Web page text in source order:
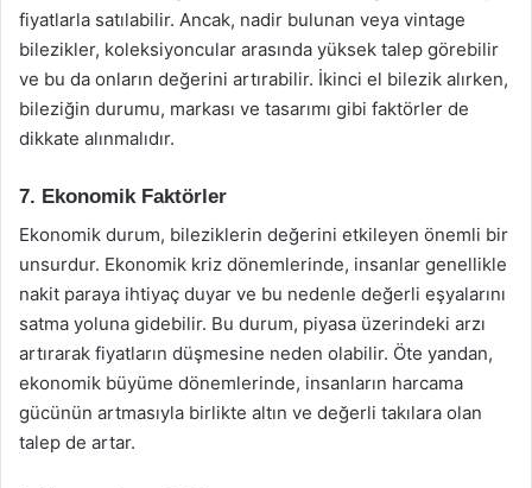
fiyatlarla satılabilir. Ancak, nadir bulunan veya vintage
bilezikler, koleksiyoncular arasında yüksek talep görebilir
ve bu da onların değerini artırabilir. İkinci el bilezik alırken,
bileziğin durumu, markası ve tasarımı gibi faktörler de
dikkate alınmalıdır.
7. Ekonomik Faktörler
Ekonomik durum, bileziklerin değerini etkileyen önemli bir
unsurdur. Ekonomik kriz dönemlerinde, insanlar genellikle
nakit paraya ihtiyaç duyar ve bu nedenle değerli eşyalarını
satma yoluna gidebilir. Bu durum, piyasa üzerindeki arzı
artırarak fiyatların düşmesine neden olabilir. Öte yandan,
ekonomik büyüme dönemlerinde, insanların harcama
gücünün artmasıyla birlikte altın ve değerli takılara olan
talep de artar.